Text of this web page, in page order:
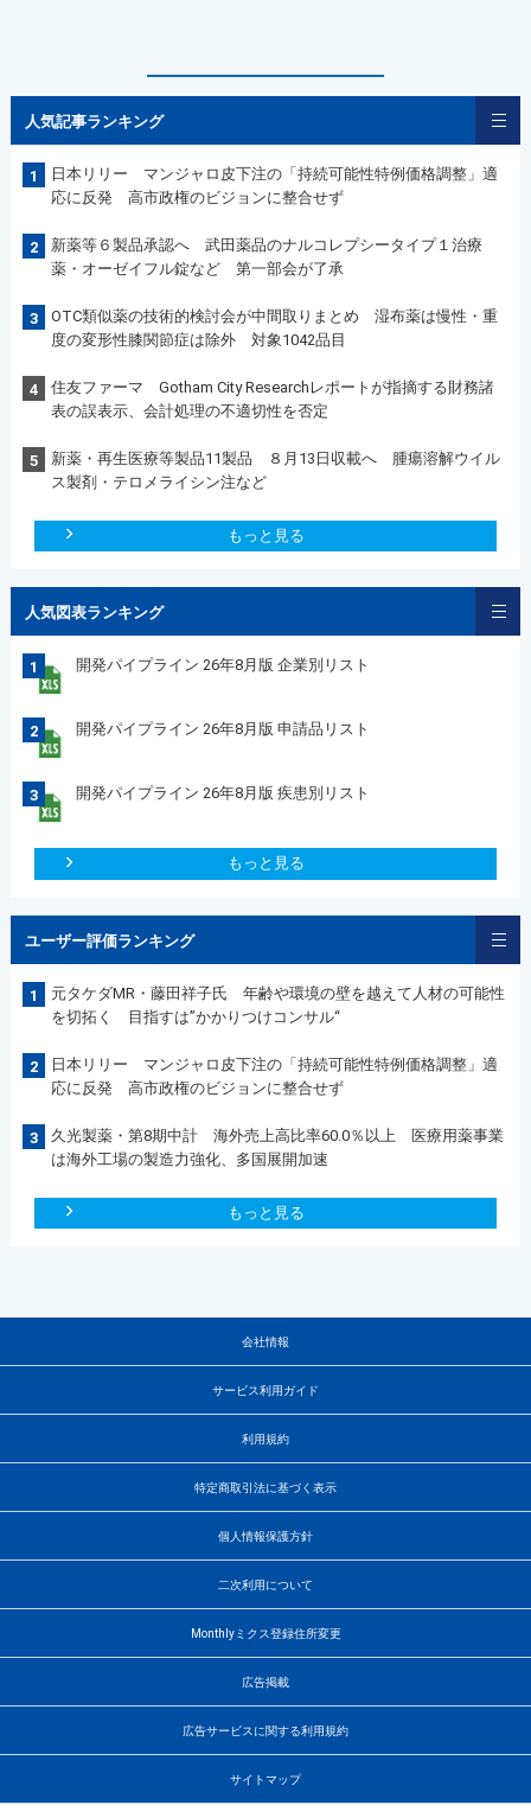
人気記事ランキング
1
日本リリー マンジャロ皮下注の「持続可能性特例価格調整」適
応に反発 高市政権のビジョンに整合せず
2
新薬等６製品承認へ 武田薬品のナルコレプシータイプ１治療
薬・オーゼイフル錠など 第一部会が了承
3
OTC類似薬の技術的検討会が中間取りまとめ 湿布薬は慢性・重
度の変形性膝関節症は除外 対象1042品目
4
住友ファーマ Gotham City Researchレポートが指摘する財務諸
表の誤表示、会計処理の不適切性を否定
5
新薬・再生医療等製品11製品 ８月13日収載へ 腫瘍溶解ウイル
ス製剤・テロメライシン注など
もっと見る
人気図表ランキング
1 開発パイプライン 26年8月版 企業別リスト
2 開発パイプライン 26年8月版 申請品リスト
3 開発パイプライン 26年8月版 疾患別リスト
もっと見る
ユーザー評価ランキング
1
元タケダMR・藤田祥子氏 年齢や環境の壁を越えて人材の可能性
を切拓く 目指すは”かかりつけコンサル“
2
日本リリー マンジャロ皮下注の「持続可能性特例価格調整」適
応に反発 高市政権のビジョンに整合せず
3
久光製薬・第8期中計 海外売上高比率60.0％以上 医療用薬事業
は海外工場の製造力強化、多国展開加速
もっと見る
会社情報
サービス利用ガイド
利用規約
特定商取引法に基づく表示
個人情報保護方針
二次利用について
Monthlyミクス登録住所変更
広告掲載
広告サービスに関する利用規約
サイトマップ